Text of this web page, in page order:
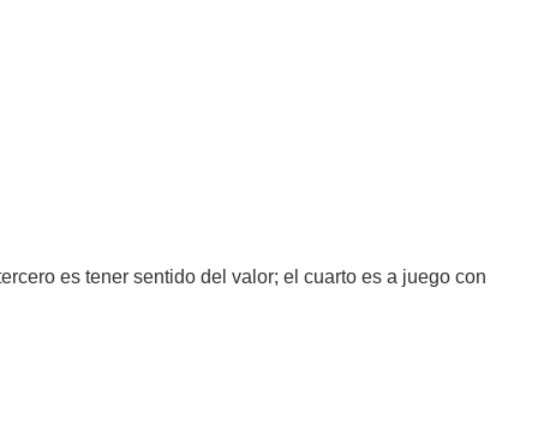
es tener sentido del valor; el cuarto es a juego con